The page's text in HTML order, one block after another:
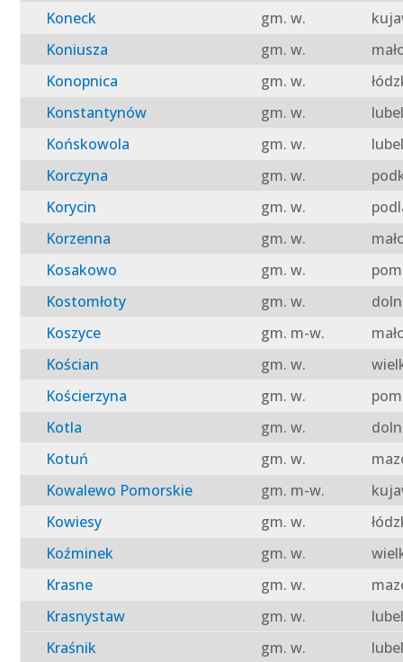
Koneck
gm. w.
Koniusza
gm. w.
Konopnica
gm. w.
Konstantynów
gm. w.
Końskowola
gm. w.
Korczyna
gm. w.
Korycin
gm. w.
Korzenna
gm. w.
Kosakowo
gm. w.
Kostomłoty
gm. w.
Koszyce
gm. m-w.
Kościan
gm. w.
Kościerzyna
gm. w.
Kotla
gm. w.
Kotuń
gm. w.
Kowalewo Pomorskie
gm. m-w.
Kowiesy
gm. w.
Koźminek
gm. w.
Krasne
gm. w.
Krasnystaw
gm. w.
Kraśnik
gm. w.